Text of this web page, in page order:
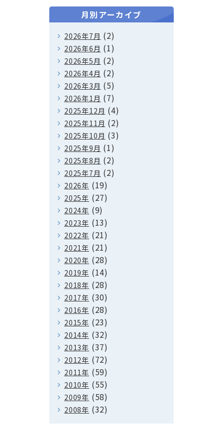
月別アーカイブ
2026年7月 (2)
2026年6月 (1)
2026年5月 (2)
2026年4月 (2)
2026年3月 (5)
2026年1月 (7)
2025年12月 (4)
2025年11月 (2)
2025年10月 (3)
2025年9月 (1)
2025年8月 (2)
2025年7月 (2)
2026年 (19)
2025年 (27)
2024年 (9)
2023年 (13)
2022年 (21)
2021年 (21)
2020年 (28)
2019年 (14)
2018年 (28)
2017年 (30)
2016年 (28)
2015年 (23)
2014年 (32)
2013年 (37)
2012年 (72)
2011年 (59)
2010年 (55)
2009年 (58)
2008年 (32)